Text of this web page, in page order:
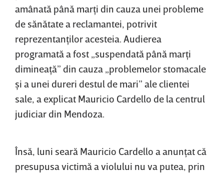
amânată până marţi din cauza unei probleme
de sănătate a reclamantei, potrivit
reprezentanţilor acesteia. Audierea
programată a fost „suspendată până marţi
dimineaţă” din cauza „problemelor stomacale
şi a unei dureri destul de mari” ale clientei
sale, a explicat Mauricio Cardello de la centrul
judiciar din Mendoza.
Însă, luni seară Mauricio Cardello a anunţat că
presupusa victimă a violului nu va putea, prin